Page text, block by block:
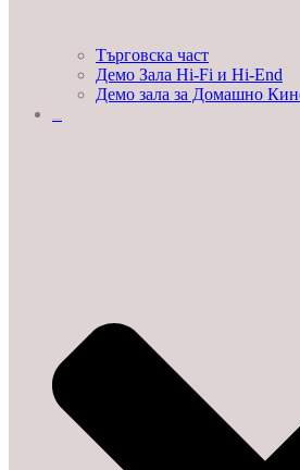
Търговска част
Демо Зала Hi-Fi и Hi-End
Демо зала за Домашно